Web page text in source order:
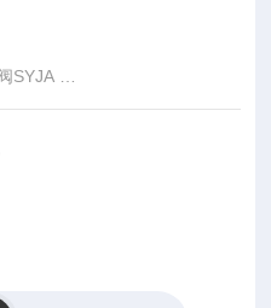
SYJA
）
）